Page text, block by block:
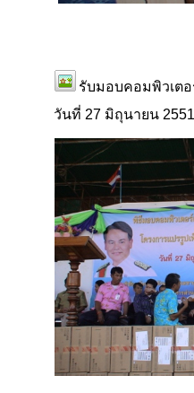
รับมอบคอมพิวเต
วันที่ 27 มิถุนายน